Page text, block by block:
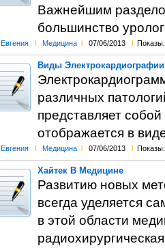
Важнейшим
большинство
Евгения l Медицина l 07/06/2013 l
Виды Электрокардиографии
различных
представляет
отображается в
Евгения l Медицина l 07/06/2013 l
Хайтек В Медицине
Развитию новых
всегда уделяется
в этой области